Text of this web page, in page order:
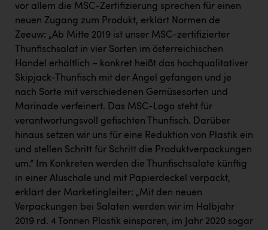
vor allem die MSC-Zertifizierung sprechen für einen
neuen Zugang zum Produkt, erklärt Normen de
Zeeuw: „Ab Mitte 2019 ist unser MSC-zertifizierter
Thunfischsalat in vier Sorten im österreichischen
Handel erhältlich – konkret heißt das hochqualitativer
Skipjack-Thunfisch mit der Angel gefangen und je
nach Sorte mit verschiedenen Gemüsesorten und
Marinade verfeinert. Das MSC-Logo steht für
verantwortungsvoll gefischten Thunfisch. Darüber
hinaus setzen wir uns für eine Reduktion von Plastik ein
und stellen Schritt für Schritt die Produktverpackungen
um.“ Im Konkreten werden die Thunfischsalate künftig
in einer Aluschale und mit Papierdeckel verpackt,
erklärt der Marketingleiter: „Mit den neuen
Verpackungen bei Salaten werden wir im Halbjahr
2019 rd. 4 Tonnen Plastik einsparen, im Jahr 2020 sogar